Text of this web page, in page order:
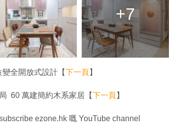
+7
全開放式設計【下一頁】
60 萬建簡約木系家居【下一頁】
ezone.hk 嘅 YouTube channel